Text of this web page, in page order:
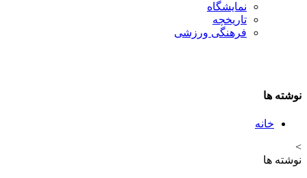
نمایشگاه
تاريخچه
فرهنگی ورزشی
نوشته ها
خانه
>
نوشته ها